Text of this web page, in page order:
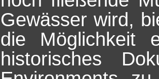
Gewässer wird,
die Möglichkeit
historisches